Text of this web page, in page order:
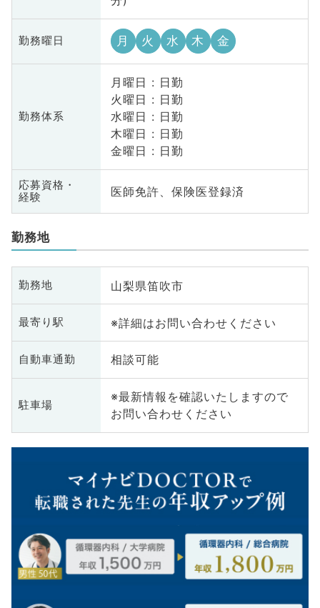
勤務曜日 月 火 水 木 金
勤務体系
月曜日 : 日勤
火曜日 : 日勤
水曜日 : 日勤
木曜日 : 日勤
金曜日 : 日勤
応募資格・
経験
医師免許、保険医登録済
勤務地
勤務地 山梨県笛吹市
最寄り駅 ※詳細はお問い合わせください
自動車通勤 相談可能
駐車場
※最新情報を確認いたしますので
お問い合わせください